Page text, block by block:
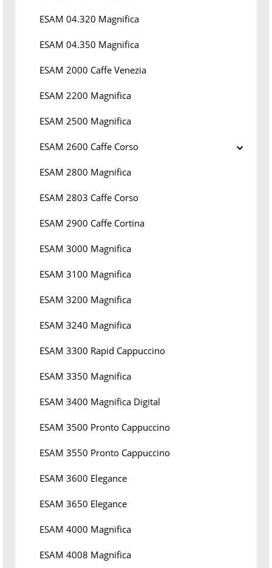
ESAM 04.320 Magnifica
ESAM 04.350 Magnifica
ESAM 2000 Caffe Venezia
ESAM 2200 Magnifica
ESAM 2500 Magnifica
ESAM 2600 Caffe Corso
ESAM 2800 Magnifica
ESAM 2803 Caffe Corso
ESAM 2900 Caffe Cortina
ESAM 3000 Magnifica
ESAM 3100 Magnifica
ESAM 3200 Magnifica
ESAM 3240 Magnifica
ESAM 3300 Rapid Cappuccino
ESAM 3350 Magnifica
ESAM 3400 Magnifica Digital
ESAM 3500 Pronto Cappuccino
ESAM 3550 Pronto Cappuccino
ESAM 3600 Elegance
ESAM 3650 Elegance
ESAM 4000 Magnifica
ESAM 4008 Magnifica